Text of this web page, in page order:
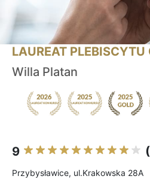
LAUREAT PLEBISCYTU
Willa Platan
9
Przybysławice, ul.Krakowska 28A